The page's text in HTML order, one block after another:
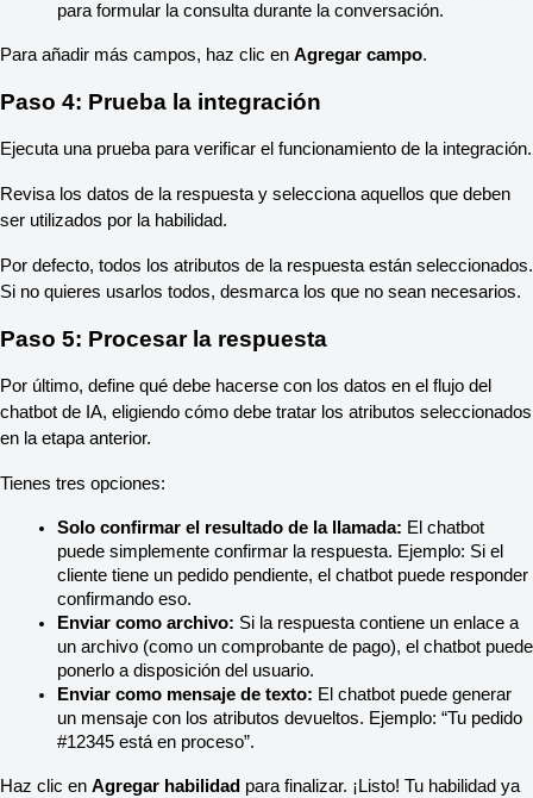
para formular la consulta durante la conversación.
Para añadir más campos, haz clic en Agregar campo.
Paso 4: Prueba la integración
Ejecuta una prueba para verificar el funcionamiento de la integración.
Revisa los datos de la respuesta y selecciona aquellos que deben
ser utilizados por la habilidad.
Por defecto, todos los atributos de la respuesta están seleccionados.
Si no quieres usarlos todos, desmarca los que no sean necesarios.
Paso 5: Procesar la respuesta
Por último, define qué debe hacerse con los datos en el flujo del
chatbot de IA, eligiendo cómo debe tratar los atributos seleccionados
en la etapa anterior.
Tienes tres opciones:
Solo confirmar el resultado de la llamada: El chatbot
puede simplemente confirmar la respuesta. Ejemplo: Si el
cliente tiene un pedido pendiente, el chatbot puede responder
confirmando eso.
Enviar como archivo: Si la respuesta contiene un enlace a
un archivo (como un comprobante de pago), el chatbot puede
ponerlo a disposición del usuario.
Enviar como mensaje de texto: El chatbot puede generar
un mensaje con los atributos devueltos. Ejemplo: “Tu pedido
#12345 está en proceso”.
Haz clic en Agregar habilidad para finalizar. ¡Listo! Tu habilidad ya